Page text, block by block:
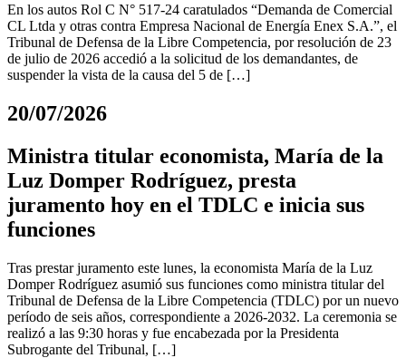
En los autos Rol C N° 517-24 caratulados “Demanda de Comercial
CL Ltda y otras contra Empresa Nacional de Energía Enex S.A.”, el
Tribunal de Defensa de la Libre Competencia, por resolución de 23
de julio de 2026 accedió a la solicitud de los demandantes, de
suspender la vista de la causa del 5 de […]
20/07/2026
Ministra titular economista, María de la
Luz Domper Rodríguez, presta
juramento hoy en el TDLC e inicia sus
funciones
Tras prestar juramento este lunes, la economista María de la Luz
Domper Rodríguez asumió sus funciones como ministra titular del
Tribunal de Defensa de la Libre Competencia (TDLC) por un nuevo
período de seis años, correspondiente a 2026-2032. La ceremonia se
realizó a las 9:30 horas y fue encabezada por la Presidenta
Subrogante del Tribunal, […]